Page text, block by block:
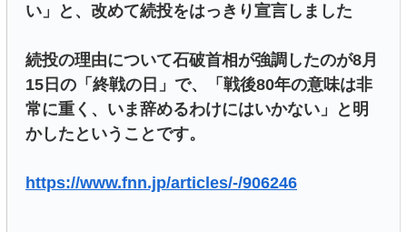
い」と、改めて続投をはっきり宣言しました
続投の理由について石破首相が強調したのが8月
15日の「終戦の日」で、「戦後80年の意味は非
常に重く、いま辞めるわけにはいかない」と明
かしたということです。
https://www.fnn.jp/articles/-/906246